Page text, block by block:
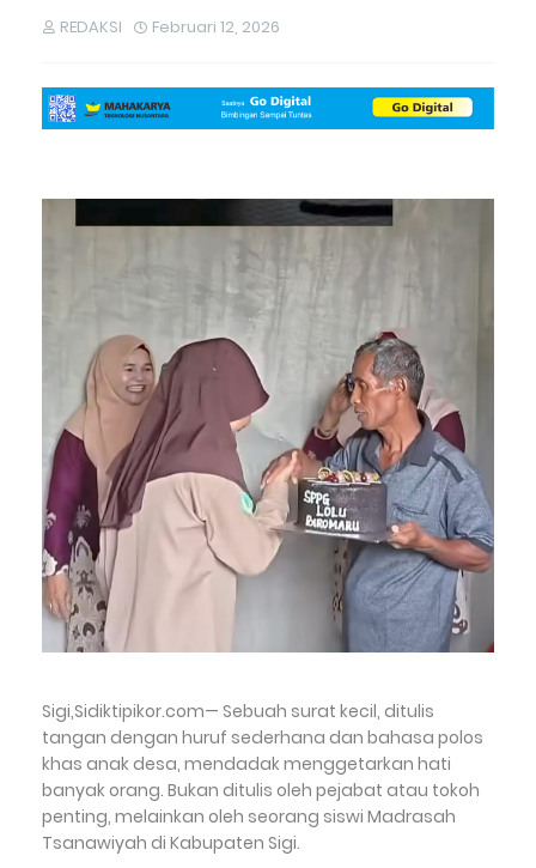
REDAKSI Februari 12, 2026
Sigi,Sidiktipikor.com— Sebuah surat kecil, ditulis
tangan dengan huruf sederhana dan bahasa polos
khas anak desa, mendadak menggetarkan hati
banyak orang. Bukan ditulis oleh pejabat atau tokoh
penting, melainkan oleh seorang siswi Madrasah
Tsanawiyah di Kabupaten Sigi.